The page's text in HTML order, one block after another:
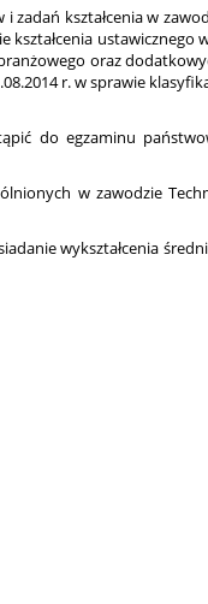
zadań kształcenia w
ustawicznego
oraz
r. w sprawie
do egzaminu
w zawodzie
wykształcenia